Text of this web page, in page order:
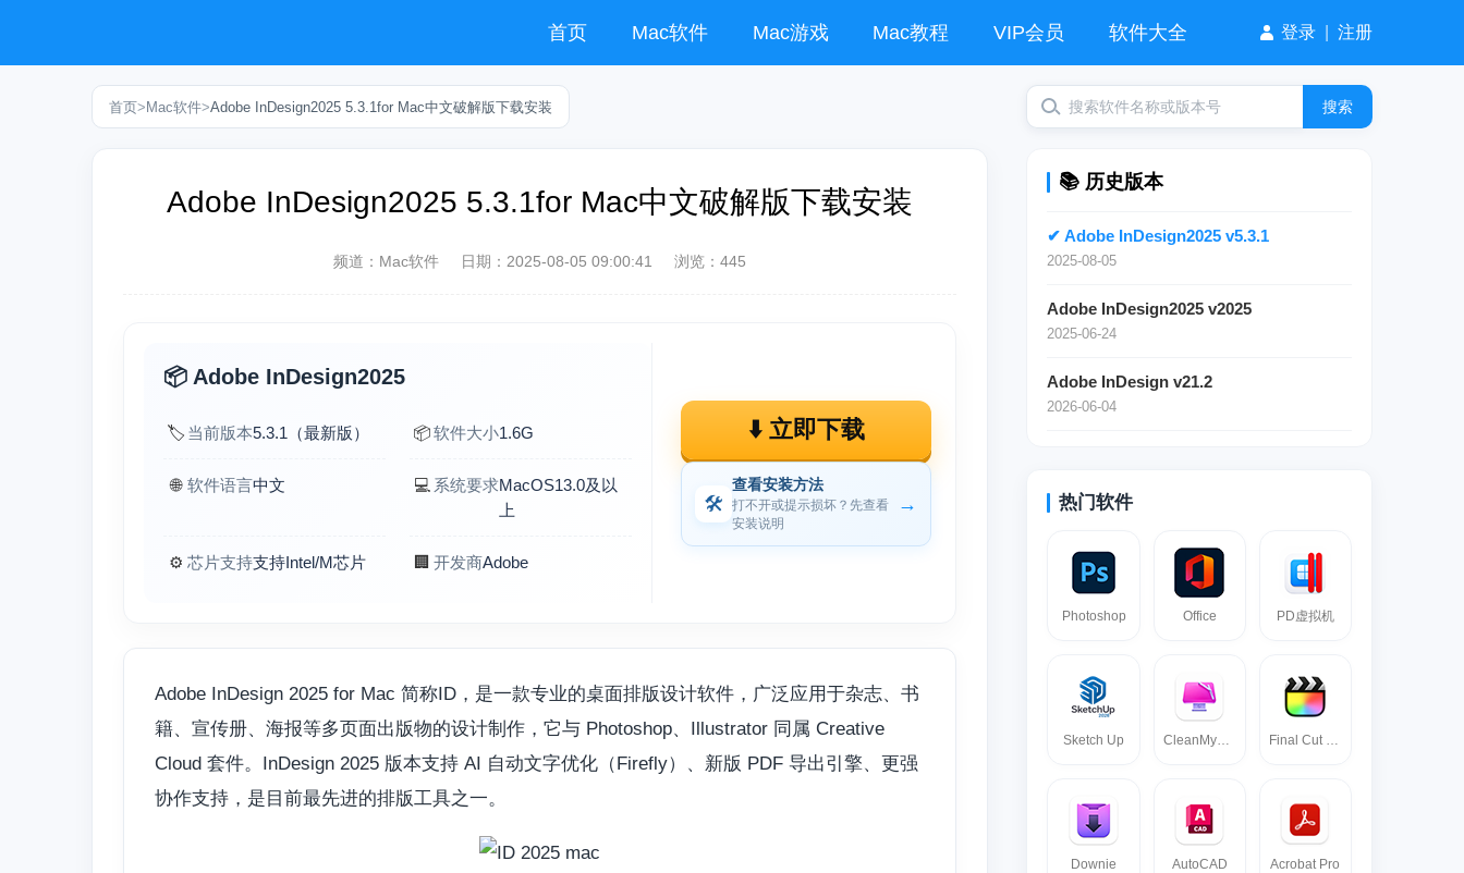
首页 Mac软件 Mac游戏 Mac教程 VIP会员 软件大全 登录 注册
搜索
首页>Mac软件>Adobe InDesign2025 5.3.1for Mac中文破解版下载安装
Adobe InDesign2025 5.3.1for Mac中文破解版下载安装
频道： Mac软件 日期： 2025-08-05 09:00:41 浏览：445
📦 Adobe InDesign2025
🏷️ 当前版本5.3.1（最新版） 📦软件大小1.6G
🌐 软件语言中文 💻 系统要求MacOS13.0及以
上
⚙️ 芯片支持支持Intel/M芯片 🏢 开发商Adobe
⬇️ 立即下载
🛠
查看安装方法
打不开或提示损坏？先查看
安装说明
→
Adobe InDesign 2025 for Mac 简称ID，是一款专业的桌面排版设计软件，广泛应用于杂志、书
籍、宣传册、海报等多页面出版物的设计制作，它与 Photoshop、Illustrator 同属 Creative
Cloud 套件。InDesign 2025 版本支持 AI 自动文字优化（Firefly）、新版 PDF 导出引擎、更强
协作支持，是目前最先进的排版工具之一。
📚 历史版本
✔ Adobe InDesign2025 v5.3.1
2025-08-05
Adobe InDesign2025 v2025
2025-06-24
Adobe InDesign v21.2
2026-06-04
热门软件
Photoshop Office PD虚拟机
Sketch Up CleanMyMac Final Cut pro
Downie AutoCAD Acrobat Pro